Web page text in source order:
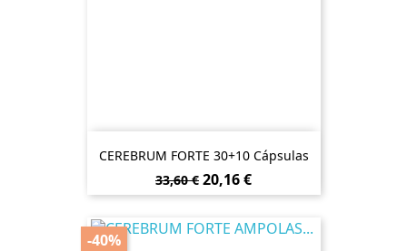
CEREBRUM FORTE 30+10 Cápsulas
Preço
normal
33,60 € Preço
20,16 €
-40%